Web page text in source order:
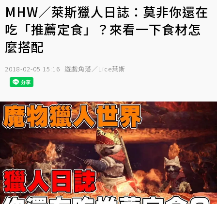
MHW／萊斯獵人日誌：莫非你還在
吃「推薦定食」？來看一下食材怎
麼搭配
2018-02-05 15:16 遊戲角落／Lice萊斯